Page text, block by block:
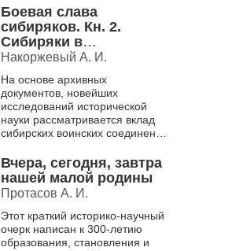
Боевая слава
сибиряков. Кн. 2.
Сибиряки в
Сталинградской битве
Накоржевый А. И.
На основе архивных
документов, новейших
исследований исторической
науки рассматривается вклад
сибирских воинских соединений
Вчера, сегодня, завтра
нашей малой родины
Протасов А. И.
Этот краткий историко-научный
очерк написан к 300-летию
образования, становления и